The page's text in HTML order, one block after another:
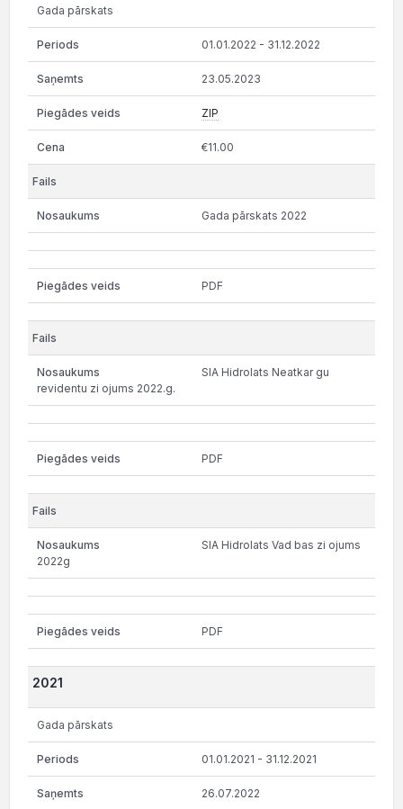
Gada pārskats
01.01.2022 - 31.12.2022
23.05.2023
ZIP
€11.00
Gada pārskats 2022
PDF
SIA Hidrolats Neatkar gu
revidentu zi ojums 2022.g.
PDF
SIA Hidrolats Vad bas zi ojums
2022g
PDF
2021
Gada pārskats
01.01.2021 - 31.12.2021
26.07.2022